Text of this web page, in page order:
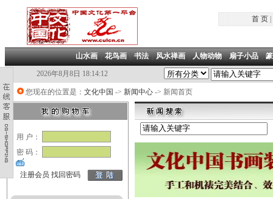
首 页|
山水画|花鸟画|书法|风水禅画|人物动物|扇子小品|
2026年8月8日 18:14:12
您现在的位置是： 文化中国 -> 新闻中心 -> 新闻首页
用 户：
密 码：
注册会员 找回密码